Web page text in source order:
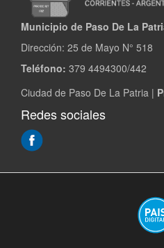
Municipio de Paso De La
Dirección: 25 de Mayo N° 518
Teléfono: 379 4494300/442
Ciudad de Paso De La Patria |
Redes sociales